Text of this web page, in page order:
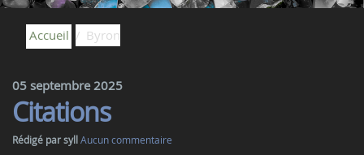
Accueil Byron
05 septembre 2025
Citations
Rédigé par syll Aucun commentaire